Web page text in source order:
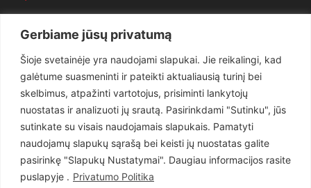
Gerbiame jūsų privatumą
Šioje svetainėje yra naudojami slapukai. Jie reikalingi, kad
galėtume suasmeninti ir pateikti aktualiausią turinį bei
skelbimus, atpažinti vartotojus, prisiminti lankytojų
nuostatas ir analizuoti jų srautą. Pasirinkdami "Sutinku", jūs
sutinkate su visais naudojamais slapukais. Pamatyti
naudojamų slapukų sąrašą bei keisti jų nuostatas galite
pasirinkę "Slapukų Nustatymai". Daugiau informacijos rasite
puslapyje . Privatumo Politika
Teisėsauga
1497
Aktualu
Lietuva
619
Pasaulis
Статьи на русском
Articles in english